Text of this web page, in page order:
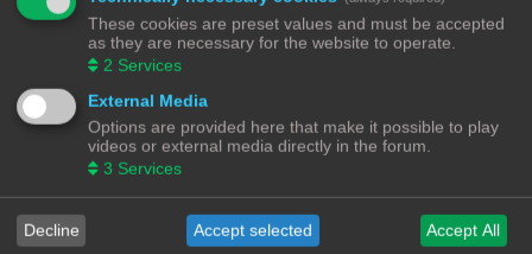
website www.phpbb.nl
. De phpBB-software maakt internetgebaseerde
discussies mogelijk. phpBB Limited is niet verantwoordelijk voor wat wordt
toegestaan of juist geweigerd als toelaatbare inhoud en/of gedrag. Meer
informatie over phpBB kun je vinden op
Nederlandstalige website
Je verklaart geen berichten te plaatsen die kwetsend, obsceen, vulgair,
lasterlijk, haatdragend, dreigend, seksueel georiënteerd of enig ander
materiaal bevat die de wetten van je eigen land, het land waar “3D Print
van dergelijke berichten kan ertoe leiden dat je met onmiddellijke ingang en
permanent wordt verbannen van dit forum. Tevens kan je provider worden
These cookies are preset values and must be accepted
as they are necessary for the website to operate.
2 Services
External Media
Options are provided here that make it possible to play
videos or external media directly in the forum.
3 Services
Decline Accept selected Accept All